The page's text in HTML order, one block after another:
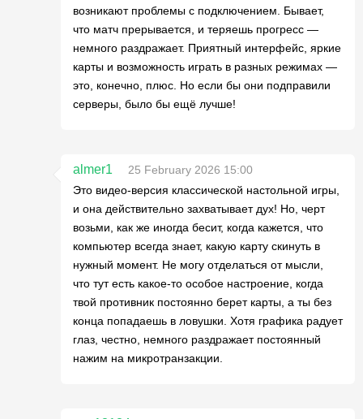
возникают проблемы с подключением. Бывает,
что матч прерывается, и теряешь прогресс —
немного раздражает. Приятный интерфейс, яркие
карты и возможность играть в разных режимах —
это, конечно, плюс. Но если бы они подправили
серверы, было бы ещё лучше!
almer1
25 February 2026 15:00
Это видео-версия классической настольной игры,
и она действительно захватывает дух! Но, черт
возьми, как же иногда бесит, когда кажется, что
компьютер всегда знает, какую карту скинуть в
нужный момент. Не могу отделаться от мысли,
что тут есть какое-то особое настроение, когда
твой противник постоянно берет карты, а ты без
конца попадаешь в ловушки. Хотя графика радует
глаз, честно, немного раздражает постоянный
нажим на микротранзакции.